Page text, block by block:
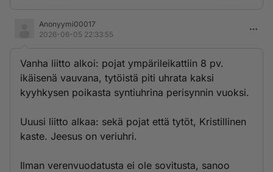
Anonyymi00017
2026-06-05 22:33:55
Vanha liitto alkoi: pojat ympärileikattiin 8 pv.
ikäisenä vauvana, tytöistä piti uhrata kaksi
kyyhkysen poikasta syntiuhrina perisynnin vuoksi.
Uuusi liitto alkaa: sekä pojat että tytöt, Kristillinen
kaste. Jeesus on veriuhri.
Ilman verenvuodatusta ei ole sovitusta, sanoo